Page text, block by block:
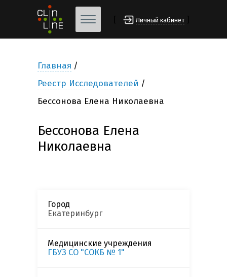
Личный кабинет
Главная
Реестр Исследователей
Бессонова Елена Николаевна
Бессонова Елена
Николаевна
Город
Екатеринбург
Медицинские учреждения
ГБУЗ СО "СОКБ № 1"